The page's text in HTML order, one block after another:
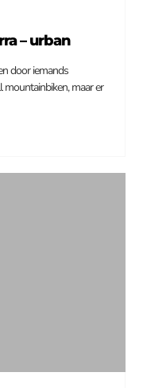
– urban
door iemands
maar er